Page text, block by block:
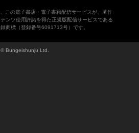
この電子書店・電子書籍配信サービスが、著作
ンツ使用許諾を得た正規版配信サービスである
商標（登録番号6091713号）です。
© Bungeishunju Ltd.